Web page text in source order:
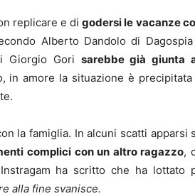
replicare e digodersi le vacanze
Alberto Dandolo di
Giorgio Gori sarebbe già giunta
in amore la situazione è precipitata
la famiglia. In alcuni scatti apparsi
complici con un altro ragazzo,
ha scritto che ha lottato
alla fine svanisce.